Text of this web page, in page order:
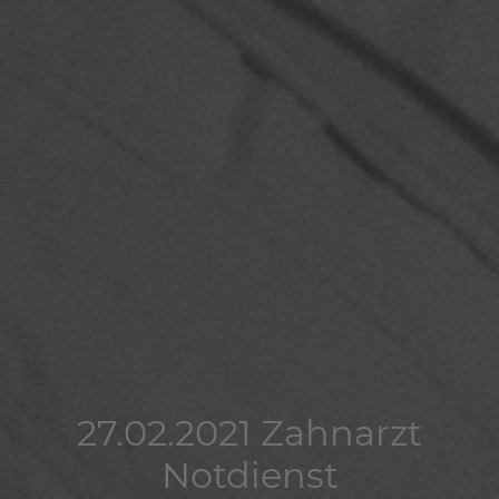
27.02.2021 Zahnarzt
Notdienst
27.02.2021 Zahnarzt
Notdienst
27.02.2021 Zahnarzt
Notdienst